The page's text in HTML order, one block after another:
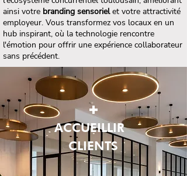
ainsi votre branding sensorielet votre attractivité
employeur. Vous transformez vos locaux en un
hub inspirant, où la technologie rencontre
l'émotion pour offrir une expérience collaborateur
sans précédent.
+
ACCUEILLIR
CLIENTS